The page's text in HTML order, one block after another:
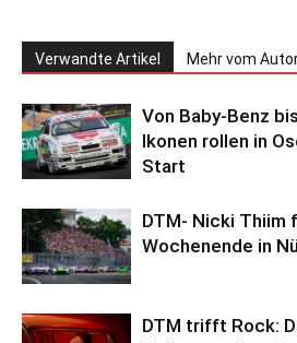
Verwandte Artikel Mehr vom
Von Baby-Benz
Ikonen rollen in
Start
DTM- Nicki
Wochenende in
DTM trifft Rock: